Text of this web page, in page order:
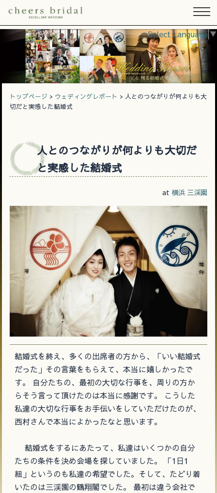
Select Language ▼
トップページ > ウェディングレポート > 人とのつながりが何よりも大
切だと実感した結婚式
人とのつながりが何よりも大切だ
と実感した結婚式
at 横浜 三渓園
結婚式を終え、多くの出席者の方から、「いい結婚式
だった」その言葉をもらえて、本当に嬉しかったで
す。 自分たちの、最初の大切な行事を、周りの方か
らそう言って頂けたのは本当に感謝です。 こうした
私達の大切な行事をお手伝いをしていただけたのが、
西村さんで本当によかったなと思います。
結婚式をするにあたって、私達はいくつかの自分
たちの条件を決め会場を探していました。 「1日1
組」というのも私達の希望でした。そして、たどり着
いたのは三渓園の鶴翔閣でした。 最初は違う会社で